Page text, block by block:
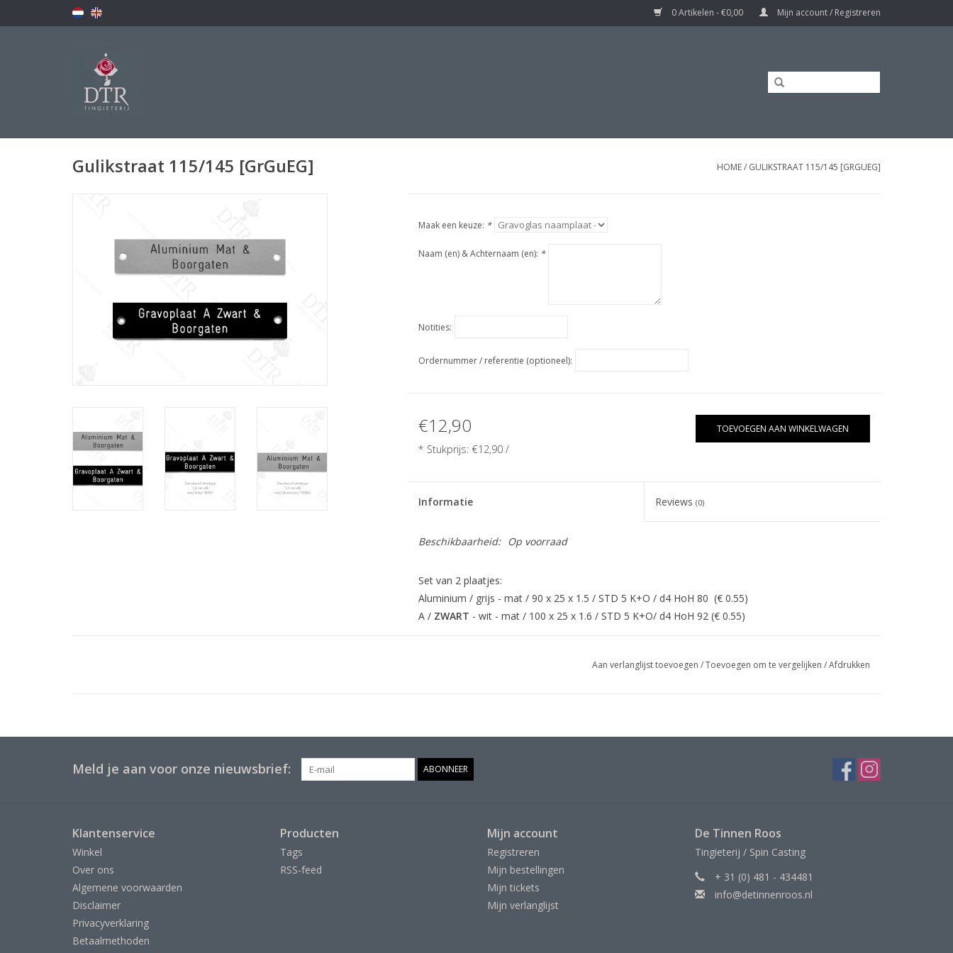
0 Artikelen - €0,00 Mijn account / Registreren
Gulikstraat 115/145 [GrGuEG] HOME/ GULIKSTRAAT 115/145 [GRGUEG]
Maak een keuze: *
Naam (en) & Achternaam (en): *
Notities:
Ordernummer / referentie (optioneel):
€12,90
* Stukprijs: €12,90/
TOEVOEGEN AAN WINKELWAGEN
Informatie Reviews(0)
Beschikbaarheid: Op voorraad
Set van 2 plaatjes:
Aluminium / grijs - mat / 90 x 25 x 1.5 / STD 5 K+O / d4 HoH 80 (€ 0.55)
A / ZWART - wit - mat / 100 x 25 x 1.6 / STD 5 K+O/ d4 HoH 92 (€ 0.55)
Aan verlanglijst toevoegen /Toevoegen om te vergelijken /Afdrukken
Meld je aan voor onze nieuwsbrief: ABONNEER
Klantenservice
Winkel
Over ons
Algemene voorwaarden
Disclaimer
Privacyverklaring
Betaalmethoden
Producten
Tags
RSS-feed
Mijn account
Registreren
Mijn bestellingen
Mijn tickets
Mijn verlanglijst
De Tinnen Roos
Tingieterij / Spin Casting
+ 31 (0) 481 - 434481
info@detinnenroos.nl